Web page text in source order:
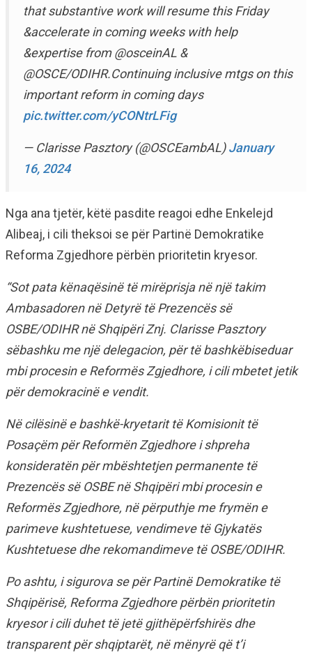
that substantive work will resume this Friday
&accelerate in coming weeks with help
&expertise from @osceinAL &
@OSCE/ODIHR.Continuing inclusive mtgs on this
important reform in coming days
pic.twitter.com/yCONtrLFig
— Clarisse Pasztory (@OSCEambAL)January
16, 2024
Nga ana tjetër, këtë pasdite reagoi edhe Enkelejd
Alibeaj, i cili theksoi se për Partinë Demokratike
Reforma Zgjedhore përbën prioritetin kryesor.
“Sot pata kënaqësinë të mirëprisja në një takim
Ambasadoren në Detyrë të Prezencës së
OSBE/ODIHR në Shqipëri Znj. Clarisse Pasztory
sëbashku me një delegacion, për të bashkëbiseduar
mbi procesin e Reformës Zgjedhore, i cili mbetet jetik
për demokracinë e vendit.
Në cilësinë e bashkë-kryetarit të Komisionit të
Posaçëm për Reformën Zgjedhore i shpreha
konsideratën për mbështetjen permanente të
Prezencës së OSBE në Shqipëri mbi procesin e
Reformës Zgjedhore, në përputhje me frymën e
parimeve kushtetuese, vendimeve të Gjykatës
Kushtetuese dhe rekomandimeve të OSBE/ODIHR.
Po ashtu, i sigurova se për Partinë Demokratike të
Shqipërisë, Reforma Zgjedhore përbën prioritetin
kryesor i cili duhet të jetë gjithëpërfshirës dhe
transparent për shqiptarët, në mënyrë që t’i